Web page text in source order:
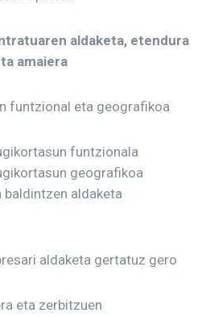
aldaketa, etendura
amaiera
funtzional eta geografikoa
funtzionala
geografikoa
baldintzen aldaketa
aldaketa gertatuz gero
eta zerbitzuen